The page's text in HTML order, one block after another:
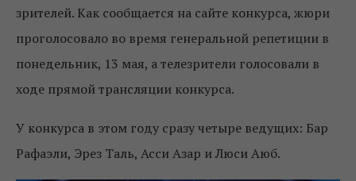
зрителей. Как сообщается на сайте конкурса, жюри
проголосовало во время генеральной репетиции в
понедельник, 13 мая, а телезрители голосовали в
ходе прямой трансляции конкурса.
У конкурса в этом году сразу четыре ведущих: Бар
Рафаэли, Эрез Таль, Асси Азар и Люси Аюб.